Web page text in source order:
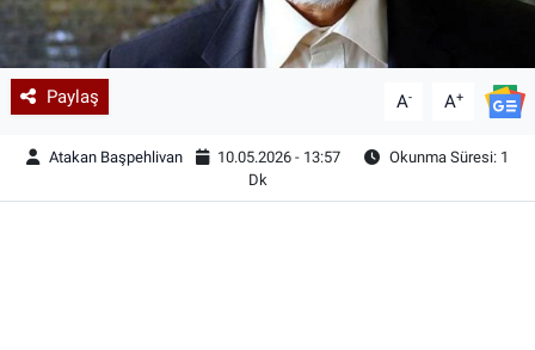
Paylaş A- A+
Atakan Başpehlivan 10.05.2026 - 13:57
Okunma Süresi: 1
Dk